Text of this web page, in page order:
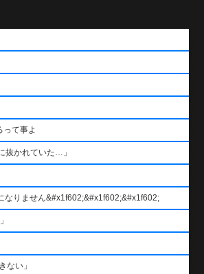
って事よ
抜かれていた…」
なりません&#x1f602;&#x1f602;&#x1f602;
ない」